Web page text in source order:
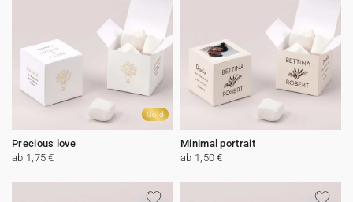
Gold
Precious love
ab 1,75 €
Minimal portrait
ab 1,50 €